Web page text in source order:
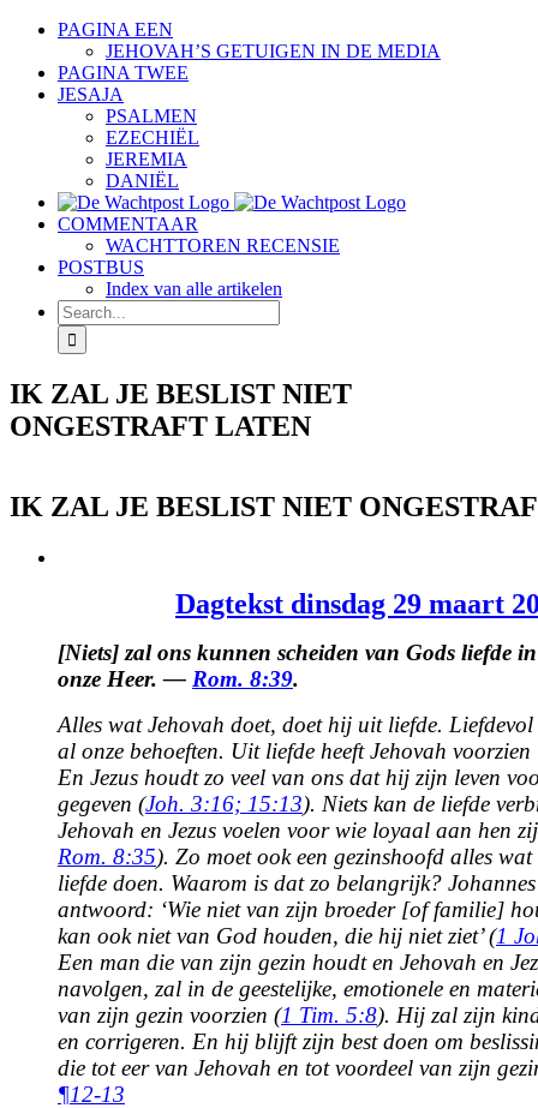
Skip
content
PAGINA EEN
JEHOVAH’S GETUIGEN IN DE MEDIA
PAGINA TWEE
JESAJA
PSALMEN
EZECHIËL
JEREMIA
DANIËL
COMMENTAAR
WACHTTOREN RECENSIE
POSTBUS
Index van alle artikelen
Search
for:
IK ZAL JE BESLIST NIET
ONGESTRAFT LATEN
IK ZAL JE BESLIST NIET
Dagtekst dinsdag 29 maart
[Niets] zal ons kunnen scheiden van Gods liefde
onze Heer. — Rom. 8:39.
Alles wat Jehovah doet, doet hij uit liefde.
al onze behoeften. Uit liefde heeft Jehovah
En Jezus houdt zo veel van ons dat hij zijn leven
gegeven (Joh. 3:16; 15:13). Niets kan de liefde
Jehovah en Jezus voelen voor wie loyaal aan hen
Rom. 8:35). Zo moet ook een gezinshoofd alles
liefde doen. Waarom is dat zo belangrijk?
antwoord: ‘Wie niet van zijn broeder [of familie]
kan ook niet van God houden, die hij niet ziet’ (1
Een man die van zijn gezin houdt en Jehovah en
navolgen, zal in de geestelijke, emotionele en
van zijn gezin voorzien (1 Tim. 5:8). Hij zal zijn
en corrigeren. En hij blijft zijn best doen om
die tot eer van Jehovah en tot voordeel van zijn
¶12-13